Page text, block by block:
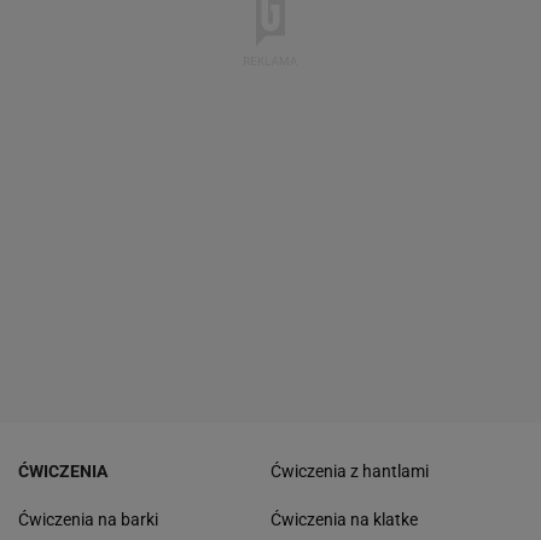
ĆWICZENIA
Ćwiczenia na barki
Ćwiczenia z hantlami
Ćwiczenia na klatke